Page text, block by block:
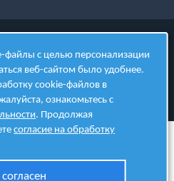
творчества
с целью персонализации
веб-сайтом было удобнее.
cookie-файлов в
ознакомьтесь с
. Продолжая
согласие на обработку